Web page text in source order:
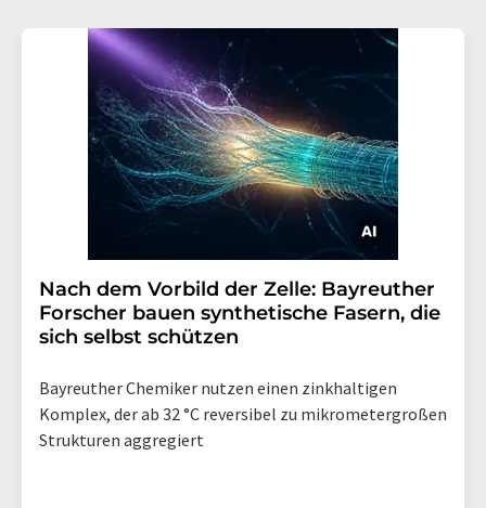
Nach dem Vorbild der Zelle: Bayreuther
Forscher bauen synthetische Fasern, die
sich selbst schützen
Bayreuther Chemiker nutzen einen zinkhaltigen
Komplex, der ab 32 °C reversibel zu mikrometergroßen
Strukturen aggregiert